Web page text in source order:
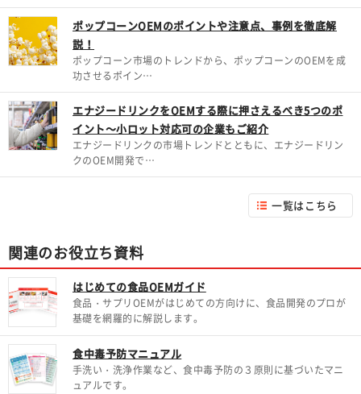
ポップコーンOEMのポイントや注意点、事例を徹底解
説！
ポップコーン市場のトレンドから、ポップコーンのOEMを成
功させるポイン…
エナジードリンクをOEMする際に押さえるべき5つのポ
イント～小ロット対応可の企業もご紹介
エナジードリンクの市場トレンドとともに、エナジードリン
クのOEM開発で…
一覧はこちら
関連のお役立ち資料
はじめての食品OEMガイド
食品・サプリOEMがはじめての方向けに、食品開発のプロが
基礎を網羅的に解説します。
食中毒予防マニュアル
手洗い・洗浄作業など、食中毒予防の３原則に基づいたマニ
ュアルです。